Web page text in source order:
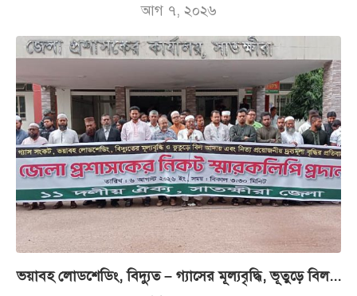
আগ ৭, ২০২৬
ভয়াবহ লোডশেডিং, বিদ্যুত – গ্যাসের মূল্যবৃদ্ধি, ভূতুড়ে বিল...